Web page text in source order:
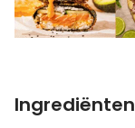
Ingrediënten